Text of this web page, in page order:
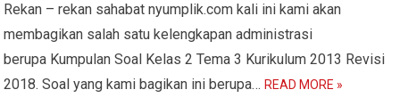
Rekan – rekan sahabat nyumplik.com kali ini kami akan
membagikan salah satu kelengkapan administrasi
berupa Kumpulan Soal Kelas 2 Tema 3 Kurikulum 2013 Revisi
2018. Soal yang kami bagikan ini berupa…READ MORE »